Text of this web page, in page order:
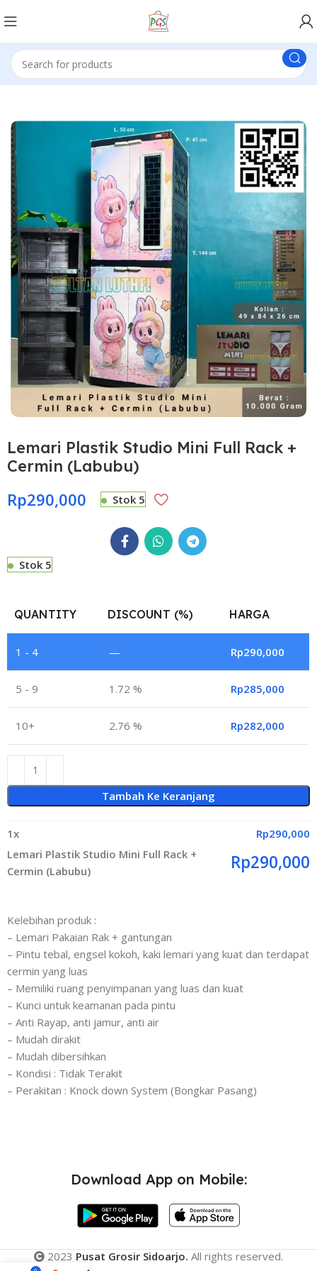
Lemari Plastik Studio Mini Full Rack +
Cermin (Labubu)
Rp290,000 Stok 5
Stok 5
QUANTITY DISCOUNT (%) HARGA
1 - 4 — Rp290,000
5 - 9 1.72 % Rp285,000
10+ 2.76 % Rp282,000
Tambah Ke Keranjang
1x Rp290,000
Lemari Plastik Studio Mini Full Rack +
Cermin (Labubu)
Rp290,000
Kelebihan produk :
– Lemari Pakaian Rak + gantungan
– Pintu tebal, engsel kokoh, kaki lemari yang kuat dan terdapat
cermin yang luas
– Memiliki ruang penyimpanan yang luas dan kuat
– Kunci untuk keamanan pada pintu
– Anti Rayap, anti jamur, anti air
– Mudah dirakit
– Mudah dibersihkan
– Kondisi : Tidak Terakit
– Perakitan : Knock down System (Bongkar Pasang)
Download App on Mobile:
2023 Pusat Grosir Sidoarjo. All rights reserved.